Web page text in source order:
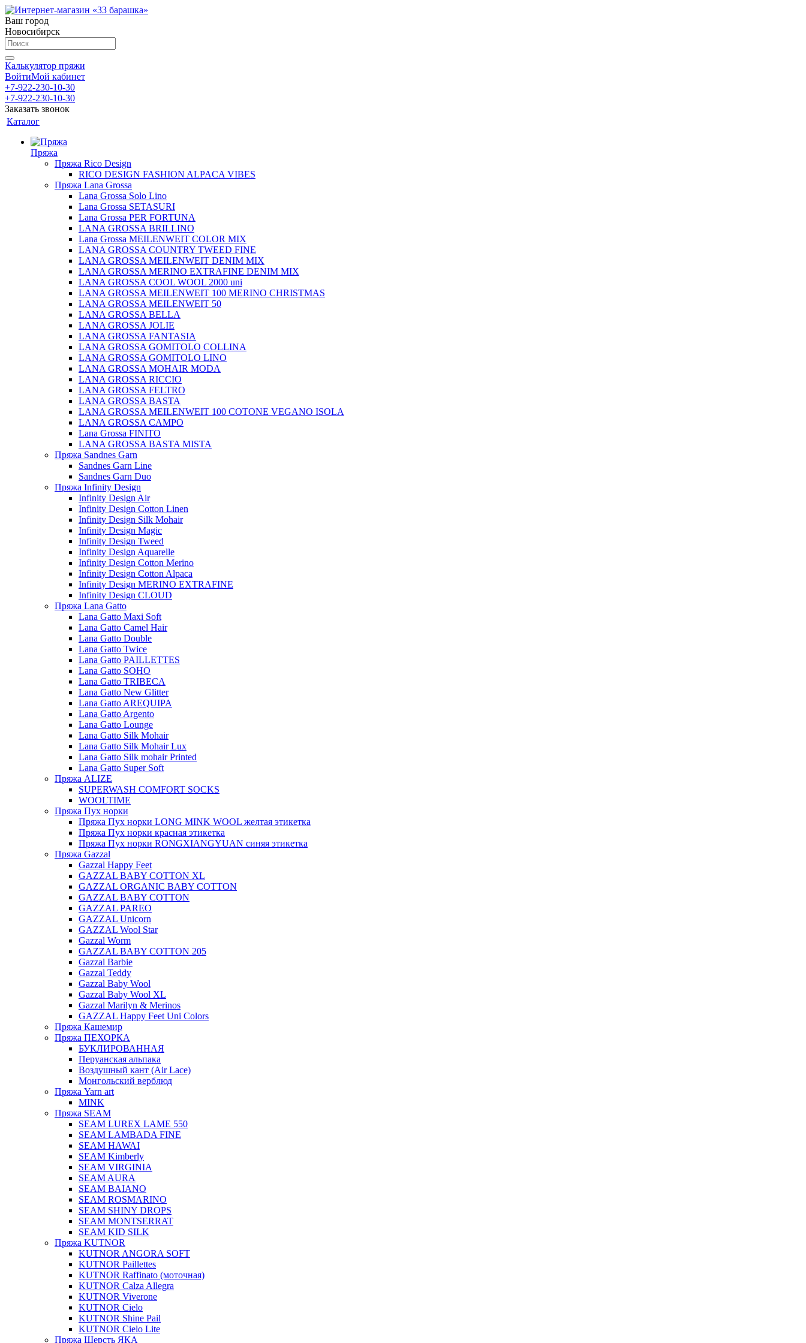
Ваш город
Новосибирск
Калькулятор пряжи
ВойтиМой кабинет
+7-922-230-10-30
+7-922-230-10-30
Заказать звонок
Каталог
Пряжа
Пряжа Rico Design
RICO DESIGN FASHION ALPACA VIBES
Пряжа Lana Grossa
Lana Grossa Solo Lino
Lana Grossa SETASURI
Lana Grossa PER FORTUNA
LANA GROSSA BRILLINO
Lana Grossa MEILENWEIT COLOR MIX
LANA GROSSA COUNTRY TWEED FINE
LANA GROSSA MEILENWEIT DENIM MIX
LANA GROSSA MERINO EXTRAFINE DENIM MIX
LANA GROSSA COOL WOOL 2000 uni
LANA GROSSA MEILENWEIT 100 MERINO CHRISTMAS
LANA GROSSA MEILENWEIT 50
LANA GROSSA BELLA
LANA GROSSA JOLIE
LANA GROSSA FANTASIA
LANA GROSSA GOMITOLO COLLINA
LANA GROSSA GOMITOLO LINO
LANA GROSSA MOHAIR MODA
LANA GROSSA RICCIO
LANA GROSSA FELTRO
LANA GROSSA BASTA
LANA GROSSA MEILENWEIT 100 COTONE VEGANO ISOLA
LANA GROSSA CAMPO
Lana Grossa FINITO
LANA GROSSA BASTA MISTA
Пряжа Sandnes Garn
Sandnes Garn Line
Sandnes Garn Duo
Пряжа Infinity Design
Infinity Design Air
Infinity Design Cotton Linen
Infinity Design Silk Mohair
Infinity Design Magic
Infinity Design Tweed
Infinity Design Aquarelle
Infinity Design Cotton Merino
Infinity Design Cotton Alpaca
Infinity Design MERINO EXTRAFINE
Infinity Design CLOUD
Пряжа Lana Gatto
Lana Gatto Maxi Soft
Lana Gatto Camel Hair
Lana Gatto Double
Lana Gatto Twice
Lana Gatto PAILLETTES
Lana Gatto SOHO
Lana Gatto TRIBECA
Lana Gatto New Glitter
Lana Gatto AREQUIPA
Lana Gatto Argento
Lana Gatto Lounge
Lana Gatto Silk Mohair
Lana Gatto Silk Mohair Lux
Lana Gatto Silk mohair Printed
Lana Gatto Super Soft
Пряжа ALIZE
SUPERWASH COMFORT SOCKS
WOOLTIME
Пряжа Пух норки
Пряжа Пух норки LONG MINK WOOL желтая этикетка
Пряжа Пух норки красная этикетка
Пряжа Пух норки RONGXIANGYUAN синяя этикетка
Пряжа Gazzal
Gazzal Happy Feet
GAZZAL BABY COTTON XL
GAZZAL ORGANIC BABY COTTON
GAZZAL BABY COTTON
GAZZAL PAREO
GAZZAL Unicorn
GAZZAL Wool Star
Gazzal Worm
GAZZAL BABY COTTON 205
Gazzal Barbie
Gazzal Teddy
Gazzal Baby Wool
Gazzal Baby Wool XL
Gazzal Marilyn & Merinos
GAZZAL Happy Feet Uni Colors
Пряжа Кашемир
Пряжа ПЕХОРКА
БУКЛИРОВАННАЯ
Перуанская альпака
Воздушный кант (Air Lace)
Монгольский верблюд
Пряжа Yarn art
MINK
Пряжа SEAM
SEAM LUREX LAME 550
SEAM LAMBADA FINE
SEAM HAWAI
SEAM Kimberly
SEAM VIRGINIA
SEAM AURA
SEAM BAIANO
SEAM ROSMARINO
SEAM SHINY DROPS
SEAM MONTSERRAT
SEAM KID SILK
Пряжа KUTNOR
KUTNOR ANGORA SOFT
KUTNOR Paillettes
KUTNOR Raffinato (моточная)
KUTNOR Calza Allegra
KUTNOR Viverone
KUTNOR Cielo
KUTNOR Shine Pail
KUTNOR Cielo Lite
Пряжа Шерсть ЯКА